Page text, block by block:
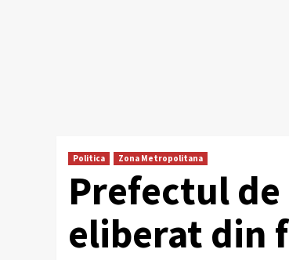
Politica Zona Metropolitana
Prefectul de
eliberat din